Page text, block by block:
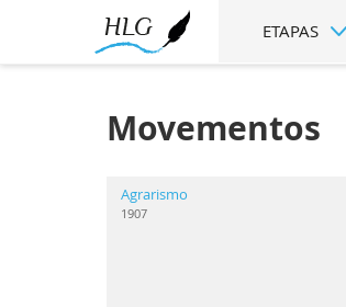
ETAPAS
Movementos
Agrarismo
1907